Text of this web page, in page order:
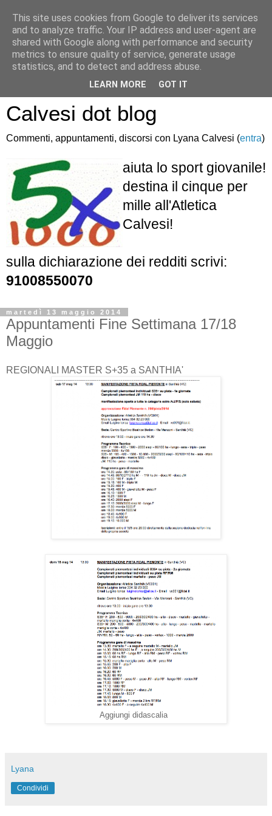
Atletica Sandro
Calvesi dot blog
Commenti, appuntamenti, discorsi con Lyana Calvesi (entra)
aiuta lo sport giovanile!
destina il cinque per
mille all'Atletica
Calvesi!
sulla dichiarazione dei redditi scrivi:
91008550070
martedì 13 maggio 2014
Appuntamenti Fine Settimana 17/18
Maggio
REGIONALI MASTER S+35 a SANTHIA'
Aggiungi didascalia
Lyana
Condividi
This site uses cookies from Google to deliver its services
and to analyze traffic. Your IP address and user-agent are
shared with Google along with performance and security
metrics to ensure quality of service, generate usage
statistics, and to detect and address abuse.
LEARN MORE GOT IT